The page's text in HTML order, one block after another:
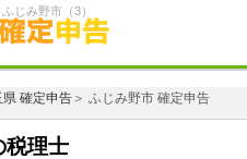
じみ野市（3）
県 確定申告＞ ふじみ野市 確定申告
税理士